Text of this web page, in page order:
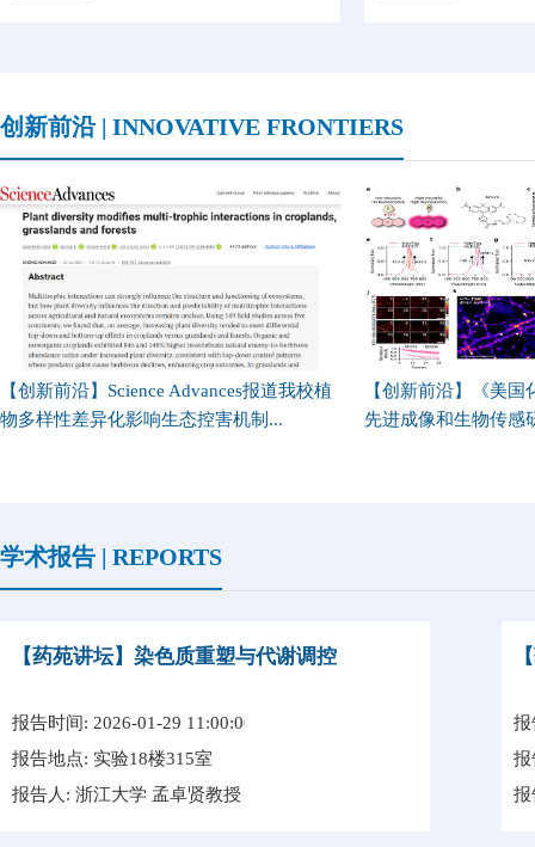
创新前沿 | INNOVATIVE FRONTIERS
【创新前沿】Science Advances报道我校植
物多样性差异化影响生态控害机制...
【创新前沿】《美
先进成像和生物传感
学术报告 | REPORTS
【药苑讲坛】染色质重塑与代谢调控
报告时间: 2026-01-29 11:00:00
报告地点: 实验18楼315室
报告人: 浙江大学 孟卓贤教授
报
报
报